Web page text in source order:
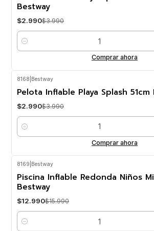
Bestway
$2.990$3.990
Cantidad
Comprar ahora
-25% OFF
8168 Bestway
Pelota Inflable Playa Splash 51cm
$2.990$3.990
Cantidad
Comprar ahora
-19% OFF
8169 Bestway
Piscina Inflable Redonda Niños
Bestway
$12.990$15.990
Cantidad